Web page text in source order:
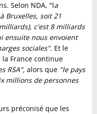
Selon NDA, "la
Bruxelles, soit 21
c'est 8 milliards
ensuite nous envoient
sociales". Et le
France continue
RSA", alors que "le pays
millions de personnes
préconisé que les